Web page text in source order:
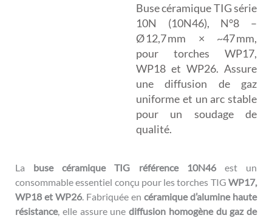
Buse céramique TIG série
10N (10N46), N°8 –
Ø 12,7 mm × ~47 mm,
pour torches WP17,
WP18 et WP26. Assure
une diffusion de gaz
uniforme et un arc stable
pour un soudage de
qualité.
La buse céramique TIG référence 10N46est un
consommable essentiel conçu pour les torches TIG WP17,
WP18 et WP26. Fabriquée en céramique d’alumine haute
résistance, elle assure une diffusion homogène du gaz de